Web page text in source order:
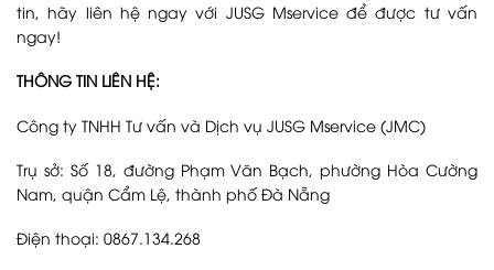
tin, hãy liên hệ ngay với JUSG Mservice để được tư vấn
ngay!
THÔNG TIN LIÊN HỆ:
Công ty TNHH Tư vấn và Dịch vụ JUSG Mservice (JMC)
Trụ sở: Số 18, đường Phạm Văn Bạch, phường Hòa Cường
Nam, quận Cẩm Lệ, thành phố Đà Nẵng
Điện thoại: 0867.134.268